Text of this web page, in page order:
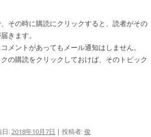
その時に購読にクリックすると、読者がその
きます。
メントがあってもメール通知はしません。
の購読をクリックしておけば、そのトピック
: 2018年10月7日 | 投稿者: 俊